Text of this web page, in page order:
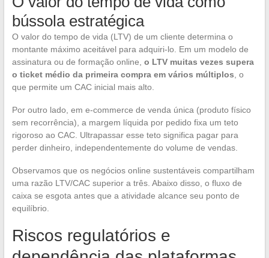
bússola estratégica
O valor do tempo de vida (LTV) de um cliente determina o
montante máximo aceitável para adquiri-lo. Em um modelo de
assinatura ou de formação online, o LTV muitas vezes supera
o ticket médio da primeira compra em vários múltiplos , o
que permite um CAC inicial mais alto.
Por outro lado, em e-commerce de venda única (produto físico
sem recorrência), a margem líquida por pedido fixa um teto
rigoroso ao CAC. Ultrapassar esse teto significa pagar para
perder dinheiro, independentemente do volume de vendas.
Observamos que os negócios online sustentáveis compartilham
uma razão LTV/CAC superior a três. Abaixo disso, o fluxo de
caixa se esgota antes que a atividade alcance seu ponto de
equilíbrio.
Riscos regulatórios e